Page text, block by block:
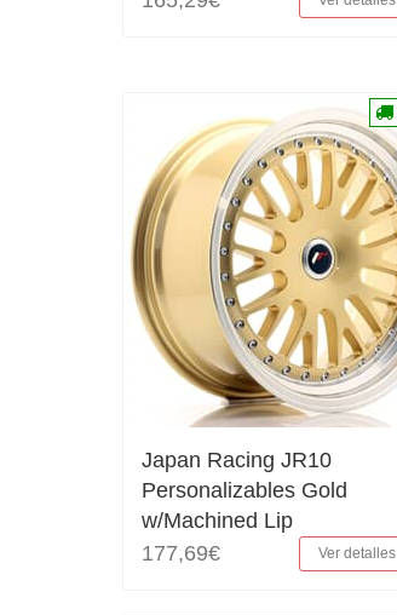
Japan Racing JR10
Personalizables Gold
w/Machined Lip
177,69€
Ver detalles